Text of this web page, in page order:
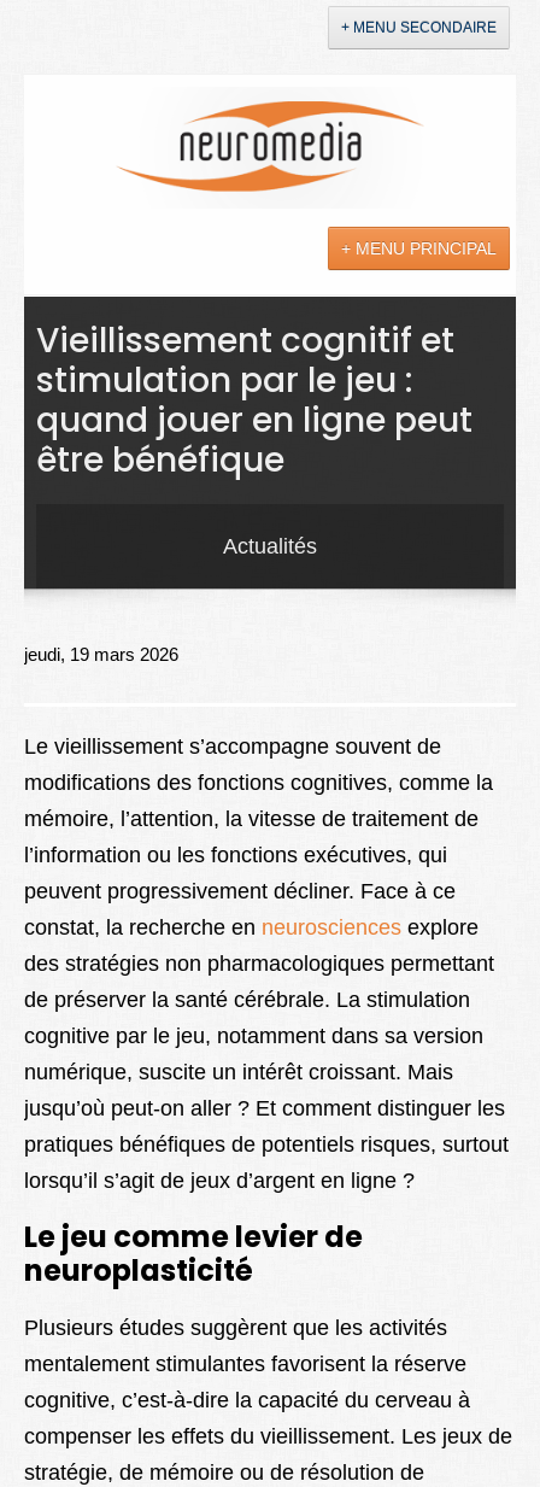
+ MENU SECONDAIRE
+ MENU PRINCIPAL
Actualités
Sciences
Maladies
Soins
Vieillissement cognitif et
stimulation par le jeu :
quand jouer en ligne peut
être bénéfique
Actualités
jeudi, 19 mars 2026
Le vieillissement s’accompagne souvent de
modifications des fonctions cognitives, comme la
mémoire, l’attention, la vitesse de traitement de
l’information ou les fonctions exécutives, qui
peuvent progressivement décliner. Face à ce
constat, la recherche en neurosciences explore
des stratégies non pharmacologiques permettant
de préserver la santé cérébrale. La stimulation
cognitive par le jeu, notamment dans sa version
numérique, suscite un intérêt croissant. Mais
jusqu’où peut-on aller ? Et comment distinguer les
pratiques bénéfiques de potentiels risques, surtout
lorsqu’il s’agit de jeux d’argent en ligne ?
Le jeu comme levier de
neuroplasticité
Plusieurs études suggèrent que les activités
mentalement stimulantes favorisent la réserve
cognitive, c’est-à-dire la capacité du cerveau à
compenser les effets du vieillissement. Les jeux de
stratégie, de mémoire ou de résolution de